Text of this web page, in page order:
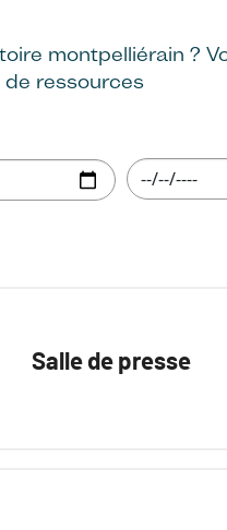
montpelliérain ?
ressources
Salle de presse